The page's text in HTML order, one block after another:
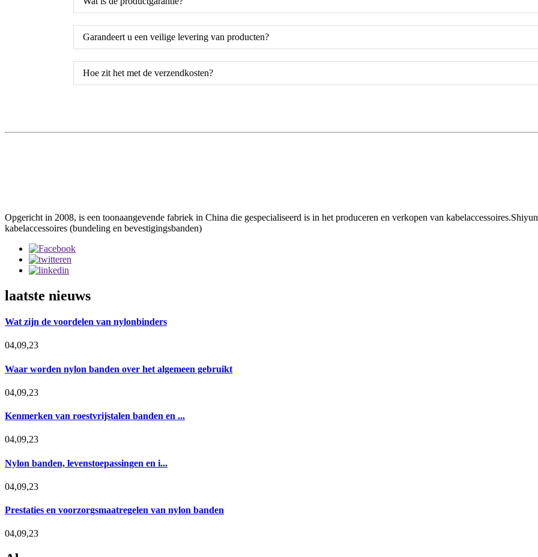
Garandeert u een veilige levering van producten?
Hoe zit het met de verzendkosten?
Opgericht in 2008, is een toonaangevende fabriek in China die gespecialiseerd is in het produceren en verkopen van
kabelaccessoires (bundeling en bevestigingsbanden)
laatste nieuws
Wat zijn de voordelen van nylonbinders
04,09,23
Waar worden nylon banden over het algemeen gebruikt
04,09,23
Kenmerken van roestvrijstalen banden en ...
04,09,23
Nylon banden, levenstoepassingen en i...
04,09,23
Prestaties en voorzorgsmaatregelen van nylon banden
04,09,23